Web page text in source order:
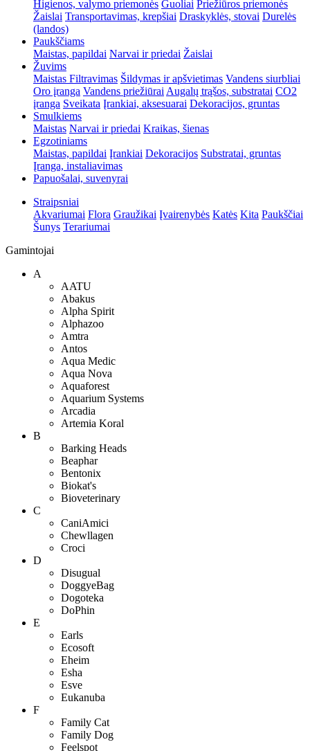
Higienos, valymo priemonės Guoliai Priežiūros priemonės
Žaislai Transportavimas, krepšiai Draskyklės, stovai Durelės
(landos)
Paukščiams
Maistas, papildai Narvai ir priedai Žaislai
Žuvims
Maistas Filtravimas Šildymas ir apšvietimas Vandens siurbliai
Oro įranga Vandens priežiūrai Augalų trąšos, substratai CO2
įranga Sveikata Įrankiai, aksesuarai Dekoracijos, gruntas
Smulkiems
Maistas Narvai ir priedai Kraikas, šienas
Egzotiniams
Maistas, papildai Įrankiai Dekoracijos Substratai, gruntas
Įranga, instaliavimas
Papuošalai, suvenyrai
Straipsniai
Akvariumai Flora Graužikai Įvairenybės Katės Kita Paukščiai
Šunys Terariumai
Gamintojai
A
AATU
Abakus
Alpha Spirit
Alphazoo
Amtra
Antos
Aqua Medic
Aqua Nova
Aquaforest
Aquarium Systems
Arcadia
Artemia Koral
B
Barking Heads
Beaphar
Bentonix
Biokat's
Bioveterinary
C
CaniAmici
Chewllagen
Croci
D
Disugual
DoggyeBag
Dogoteka
DoPhin
E
Earls
Ecosoft
Eheim
Esha
Esve
Eukanuba
F
Family Cat
Family Dog
Feelspot